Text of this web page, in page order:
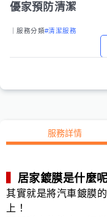
優家預防清潔
｜服務分類#清潔服務
服務詳情
居家鍍膜是什麼
其實就是將汽車鍍膜
上！